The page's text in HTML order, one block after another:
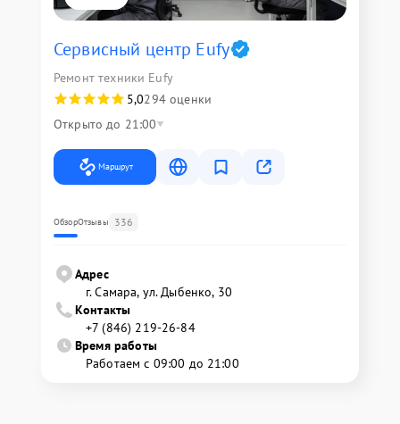
Сервисный центр Eufy
Ремонт техники Eufy
5,0294 оценки
Открыто до 21:00
Маршрут
ОбзорОтзывы 336
Адрес
г. Самара, ул. Дыбенко, 30
Контакты
+7 (846) 219-26-84
Время работы
Работаем с 09:00 до 21:00